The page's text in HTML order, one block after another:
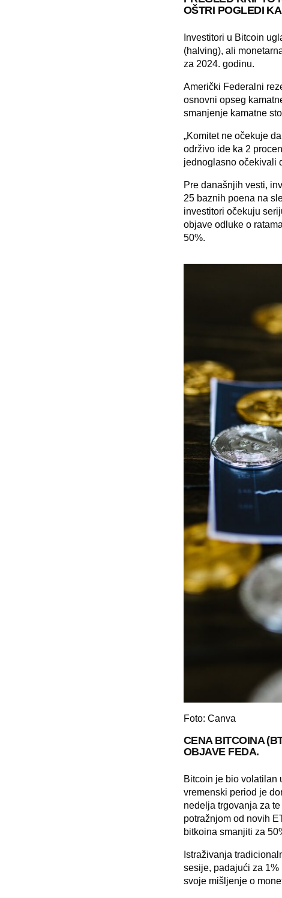
OŠTRI POGLEDI
Investitori u Bitcoin
(halving), ali
za 2024. godinu.
Američki Federalni
osnovni opseg
smanjenje kamatne
„Komitet ne očekuje
održivo ide ka 2
jednoglasno očekivali
Pre današnjih vesti,
25 baznih poena na
investitori očekuju
objave odluke o
50%.
Foto: Canva
CENA BITCOINA
OBJAVE FEDA.
Bitcoin je bio volatilan
vremenski period je
nedelja trgovanja za
potražnjom od novih
bitkoina smanjiti za
Istraživanja
sesije, padajući za
svoje mišljenje o